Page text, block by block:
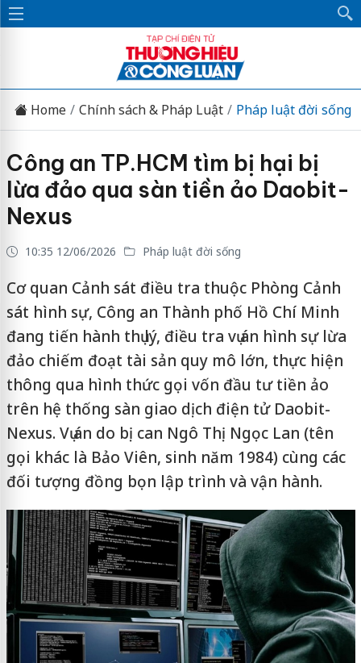
Home Chính sách & Pháp Luật Pháp luật đời sống
Công an TP.HCM tìm bị hại bị
lừa đảo qua sàn tiền ảo Daobit-
Nexus
10:35 12/06/2026 Pháp luật đời sống
Cơ quan Cảnh sát điều tra thuộc Phòng Cảnh
sát hình sự, Công an Thành phố Hồ Chí Minh
đang tiến hành thụ lý, điều tra vụ án hình sự lừa
đảo chiếm đoạt tài sản quy mô lớn, thực hiện
thông qua hình thức gọi vốn đầu tư tiền ảo
trên hệ thống sàn giao dịch điện tử Daobit-
Nexus. Vụ án do bị can Ngô Thị Ngọc Lan (tên
gọi khác là Bảo Viên, sinh năm 1984) cùng các
đối tượng đồng bọn lập trình và vận hành.